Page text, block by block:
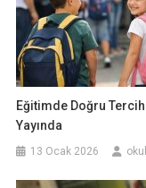
Eğitimde Doğru
Yayında
13 Ocak 2026